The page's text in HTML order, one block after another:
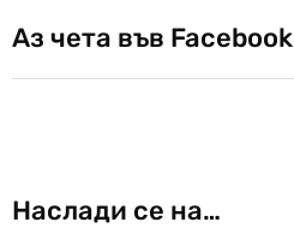
Аз чета във Facebook
Наслади се на…